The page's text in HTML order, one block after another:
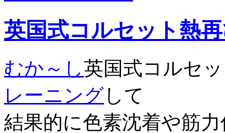
英国式コルセット熱
むか～し英国式コルセ
レーニングして
結果的に色素沈着や筋